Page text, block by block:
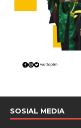
SOSIAL MEDIA